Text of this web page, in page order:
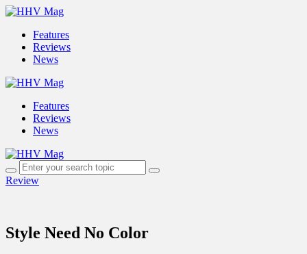
Features
Reviews
News
Features
Reviews
News
Review
Style Need No Color